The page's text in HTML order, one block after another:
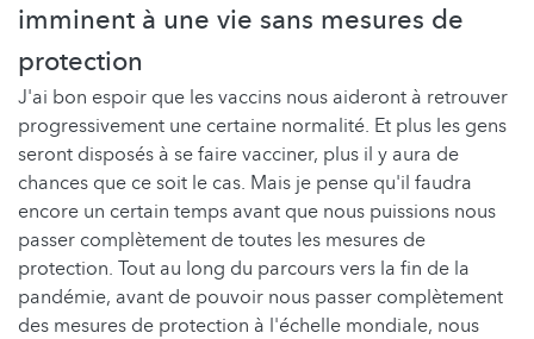
imminent à une vie sans mesures de
protection
J'ai bon espoir que les vaccins nous aideront à retrouver
progressivement une certaine normalité. Et plus les gens
seront disposés à se faire vacciner, plus il y aura de
chances que ce soit le cas. Mais je pense qu'il faudra
encore un certain temps avant que nous puissions nous
passer complètement de toutes les mesures de
protection. Tout au long du parcours vers la fin de la
pandémie, avant de pouvoir nous passer complètement
des mesures de protection à l'échelle mondiale, nous